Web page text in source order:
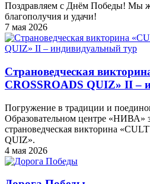
Поздравляем с Днём Победы! Мы
благополучия и удачи!
7 мая 2026
Страноведческая
CROSSROADS QUIZ» II –
Погружение в традиции и
Образовательном центре «НИВА»
страноведческая викторина
QUIZ».
4 мая 2026